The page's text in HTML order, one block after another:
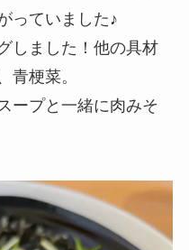
っていました♪
しました！他の具材
青梗菜。
ープと一緒に肉みそ